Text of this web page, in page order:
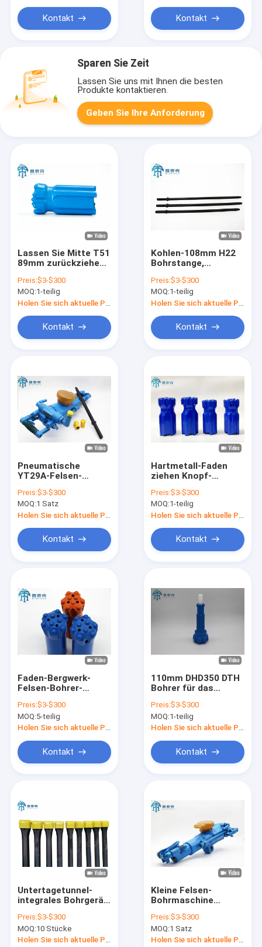
Startseite
Produkte
Qualitätskontrolle
Kontakt
Felsen-Bohrgeräte
Faden-Bohrstange
Schaft-Adapter
Felsen-Bohrer
Kontakt Kontakt
Sparen Sie Zeit
Lassen Sie uns mit Ihnen die besten
Produkte kontaktieren.
Geben Sie Ihre Anforderung
Lassen Sie Mitte T51
89mm zurückziehen
Knopf-Stückchen-
DTH fallen
Preis:$3-$300
MOQ:1-teilig
Kontakt
Kohlen-108mm H22
Bohrstange,
verjüngende
Bohrstange
Preis:$3-$300
MOQ:1-teilig
Kontakt
Pneumatische
YT29A-Felsen-
für Bergbau
Preis:$3-$300
MOQ:1 Satz
Kontakt
Hartmetall-Faden
ziehen Knopf-
102mm für Hardrock
zurück
Preis:$3-$300
MOQ:1-teilig
Kontakt
Faden-Bergwerk-
Felsen-Bohrer-
76mm
Preis:$3-$300
MOQ:5-teilig
Kontakt
110mm DHD350 DTH
Bohrer für das
Mangan-Stahls
Preis:$3-$300
MOQ:1-teilig
Kontakt
Untertagetunnel-
integrales Bohrgerät
26mm-42mm
Preis:$3-$300
MOQ:10 Stücke
Holen Sie sich aktuelle Preis
Kleine Felsen-
Bohrmaschine
Hammer des Loch-
YT28
Preis:$3-$300
MOQ:1 Satz
Holen Sie sich aktuelle Preis